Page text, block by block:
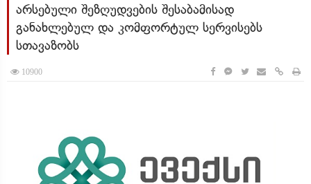
არსებული შეზღუდვების შესაბამისად
განახლებულ და კომფორტულ სერვისებს
სთავაზობს
10900